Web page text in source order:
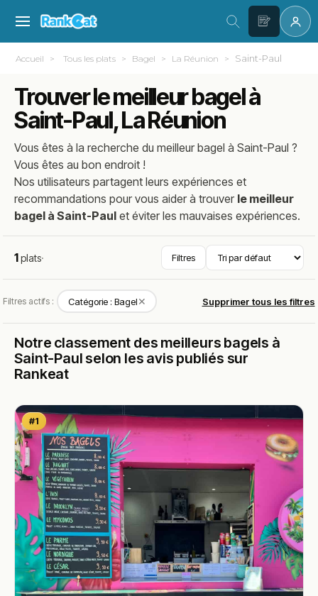
Accueil Tous les plats Bagel La Réunion Saint-Paul
Trouver le meilleur bagel à
Saint-Paul, La Réunion
Vous êtes à la recherche du meilleurbagel àSaint-Paul ?
Vous êtes au bon endroit !
Nos utilisateurs partagent leurs expériences et
recommandations pour vous aider à trouver le meilleur
bagel à Saint-Paul et éviter les mauvaises expériences.
1plats· Filtres
Filtres actifs : Catégorie : Bagel✕ Supprimer tous les filtres
Notre classement des meilleurs bagels à
Saint-Paul selon les avis publiés sur
Rankeat
#1